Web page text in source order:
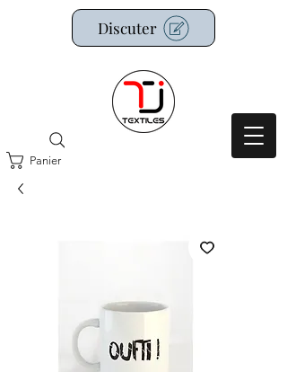
Panier
Discuter